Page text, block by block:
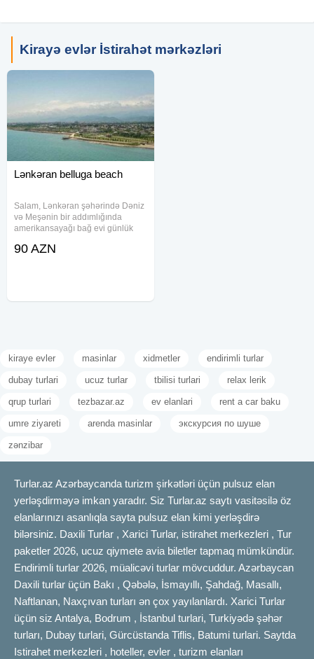
Kirayə evlər İstirahət mərkəzləri
Lənkəran belluga beach
Salam, Lənkəran şəhərində Dəniz
və Meşənin bir addımlığında
amerikansayağı bağ evi günlük
daxilində hamam yerləşir. Qaz,
90 AZN
kiraye evler masinlar xidmetler endirimli turlar
dubay turlari ucuz turlar tbilisi turlari relax lerik
qrup turlari tezbazar.az ev elanlari rent a car baku
umre ziyareti arenda masinlar экскурсия по шуше
zənzibar
Turlar.az Azərbaycanda turizm şirkətləri üçün pulsuz elan
yerləşdirməyə imkan yaradır. Siz Turlar.az saytı vasitəsilə öz
elanlarınızı asanlıqla sayta pulsuz elan kimi yerləşdirə
bilərsiniz. Daxili Turlar , Xarici Turlar, istirahet merkezleri , Tur
paketler 2026, ucuz qiymete avia biletler tapmaq mümkündür.
Endirimli turlar 2026, müalicəvi turlar mövcuddur. Azərbaycan
Daxili turlar üçün Bakı , Qəbələ, İsmayıllı, Şahdağ, Masallı,
Naftlanan, Naxçıvan turları ən çox yayılanlardı. Xarici Turlar
üçün siz Antalya, Bodrum , İstanbul turlari, Turkiyədə şəhər
turları, Dubay turlari, Gürcüstanda Tiflis, Batumi turlari. Saytda
Istirahet merkezleri , hoteller, evler , turizm elanları